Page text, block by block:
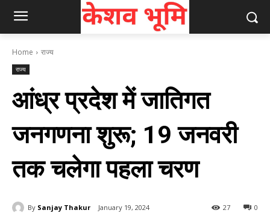
Home राज्य
राज्य
आंध्र प्रदेश में जातिगत
जनगणना शुरू; 19 जनवरी
तक चलेगा पहला चरण
By Sanjay Thakur January 19, 2024 0
27